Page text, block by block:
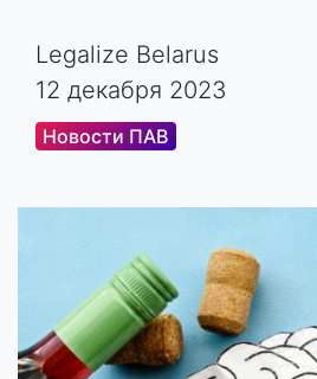
Legalize Belarus
12 декабря 2023
Новости ПАВ